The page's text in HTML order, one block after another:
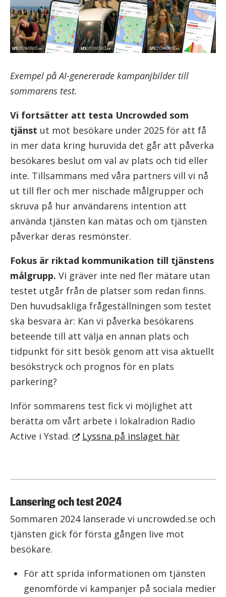
Exempel på AI-genererade kampanjbilder till
sommarens test.
Vi fortsätter att testa Uncrowded som
tjänst ut mot besökare under 2025 för att få
in mer data kring huruvida det går att påverka
besökares beslut om val av plats och tid eller
inte. Tillsammans med våra partners vill vi nå
ut till fler och mer nischade målgrupper och
skruva på hur användarens intention att
använda tjänsten kan mätas och om tjänsten
påverkar deras resmönster.
Fokus är riktad kommunikation till tjänstens
målgrupp. Vi gräver inte ned fler mätare utan
testet utgår från de platser som redan finns.
Den huvudsakliga frågeställningen som testet
ska besvara är: Kan vi påverka besökarens
beteende till att välja en annan plats och
tidpunkt för sitt besök genom att visa aktuellt
besökstryck och prognos för en plats
parkering?
Inför sommarens test fick vi möjlighet att
berätta om vårt arbete i lokalradion Radio
Active i Ystad.
Lyssna på inslaget här
Lansering och test 2024
Sommaren 2024 lanserade vi uncrowded.se och
tjänsten gick för första gången live mot
besökare.
För att sprida informationen om tjänsten
genomförde vi kampanjer på sociala medier